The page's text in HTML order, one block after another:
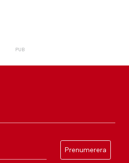
Prenumerera